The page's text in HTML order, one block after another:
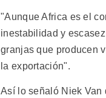
"Aunque Africa es el
inestabilidad y
granjas que producen
la exportación".
Así lo señaló Niek Van